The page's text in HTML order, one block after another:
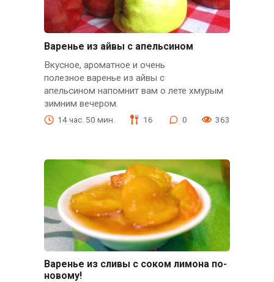
Варенье из айвы с апельсином
Вкусное, ароматное и очень
полезное варенье из айвы с
апельсином напомнит вам о лете хмурым
зимним вечером.
14 час. 50 мин. 16 0 363
Варенье из сливы с соком лимона по-
новому!